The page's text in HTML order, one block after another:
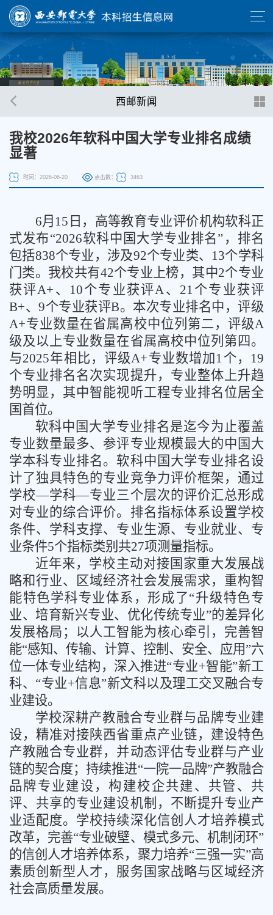
西邮新闻
我校2026年软科中国大学专业排名成绩
显著
时间：2026-06-20 点击数： 3463
6月15日，高等教育专业评价机构软科正
式发布“2026软科中国大学专业排名”，排名
包括838个专业，涉及92个专业类、13个学科
门类。我校共有42个专业上榜，其中2个专业
获评A+、10个专业获评A、21个专业获评
B+、9个专业获评B。本次专业排名中，评级
A+专业数量在省属高校中位列第二，评级A
级及以上专业数量在省属高校中位列第四。
与2025年相比，评级A+专业数增加1个，19
个专业排名名次实现提升，专业整体上升趋
势明显，其中智能视听工程专业排名位居全
国首位。
软科中国大学专业排名是迄今为止覆盖
专业数量最多、参评专业规模最大的中国大
学本科专业排名。软科中国大学专业排名设
计了独具特色的专业竞争力评价框架，通过
学校—学科—专业三个层次的评价汇总形成
对专业的综合评价。排名指标体系设置学校
条件、学科支撑、专业生源、专业就业、专
业条件5个指标类别共27项测量指标。
近年来，学校主动对接国家重大发展战
略和行业、区域经济社会发展需求，重构智
能特色学科专业体系，形成了“升级特色专
业、培育新兴专业、优化传统专业”的差异化
发展格局；以人工智能为核心牵引，完善智
能“感知、传输、计算、控制、安全、应用”六
位一体专业结构，深入推进“专业+智能”新工
科、“专业+信息”新文科以及理工交叉融合专
业建设。
学校深耕产教融合专业群与品牌专业建
设，精准对接陕西省重点产业链，建设特色
产教融合专业群，并动态评估专业群与产业
链的契合度；持续推进“一院一品牌”产教融合
品牌专业建设，构建校企共建、共管、共
评、共享的专业建设机制，不断提升专业产
业适配度。学校持续深化信创人才培养模式
改革，完善“专业破壁、模式多元、机制闭环”
的信创人才培养体系，聚力培养“三强一实”高
素质创新型人才，服务国家战略与区域经济
社会高质量发展。